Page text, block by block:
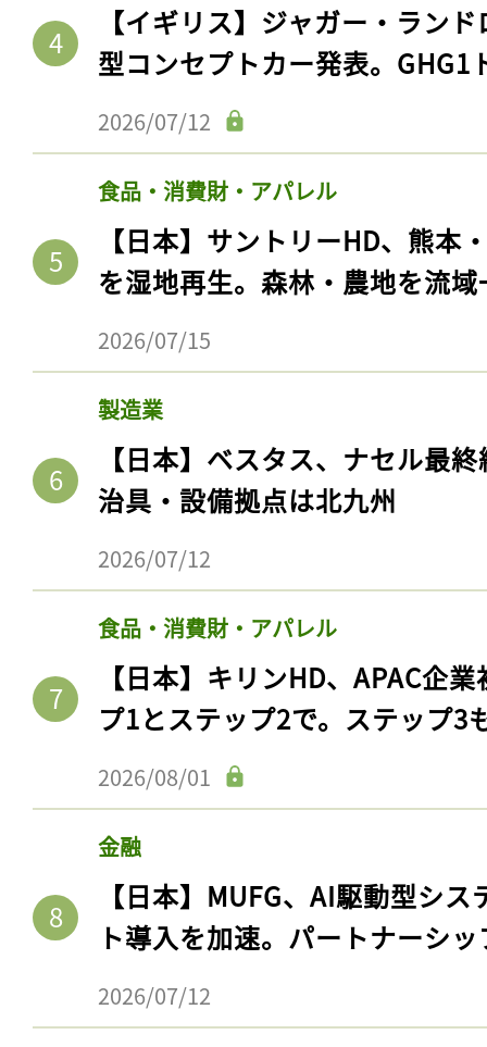
【イギリス】ジャガー・ラン
型コンセプトカー発表。GHG1
2026/07/12
食品・消費財・アパレル
【日本】サントリーHD、熊本
を湿地再生。森林・農地を流
2026/07/15
製造業
【日本】ベスタス、ナセル最
治具・設備拠点は北九州
2026/07/12
食品・消費財・アパレル
【日本】キリンHD、APAC企
プ1とステップ2で。ステップ3
2026/08/01
金融
【日本】MUFG、AI駆動型シ
ト導入を加速。パートナーシ
2026/07/12
ログイン
会員登録